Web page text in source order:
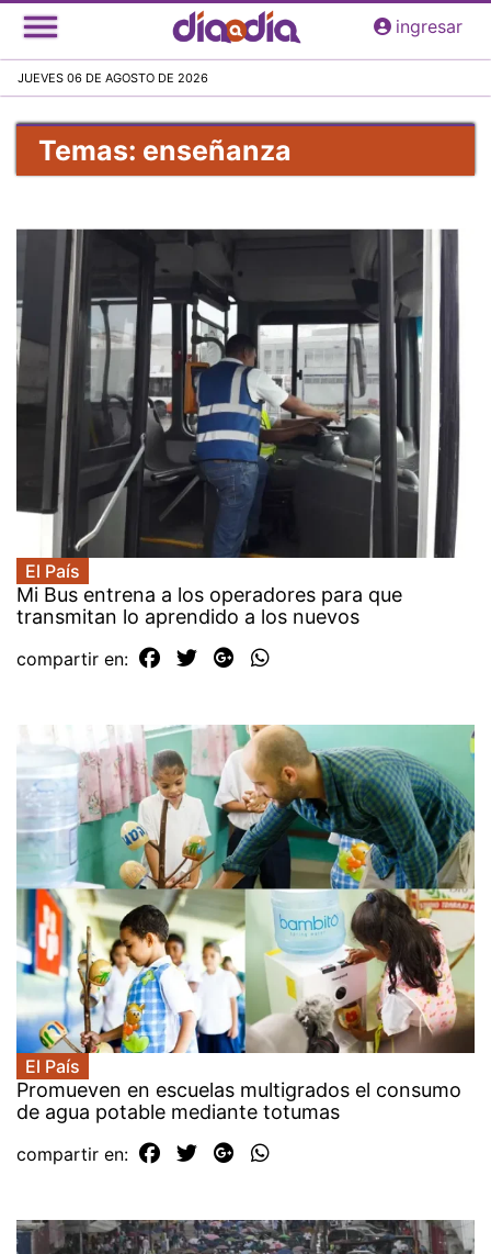
Pasar
al
principal
ingresar
JUEVES 06 DE AGOSTO DE 2026
Temas: enseñanza
El País
Mi Bus entrena a los operadores para que
transmitan lo aprendido a los nuevos
compartir en:
El País
Promueven en escuelas multigrados el consumo
de agua potable mediante totumas
compartir en: